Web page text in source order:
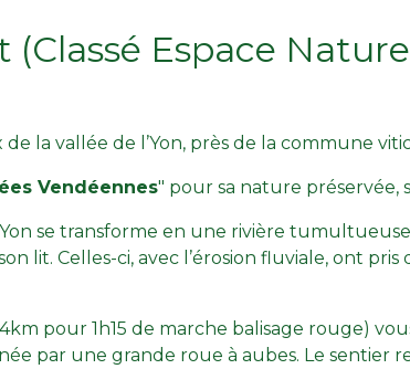
(Classé Espace
la vallée de l’Yon, près de la commune
Vendéennes" pour sa nature préservée,
se transforme en une rivière
lit. Celles-ci, avec l’érosion fluviale, ont pris
pour 1h15 de marche balisage rouge)
par une grande roue à aubes. Le sentier